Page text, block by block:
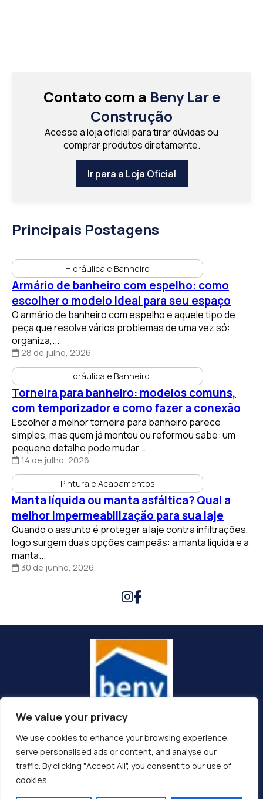
We value your privacy
We use cookies to enhance your browsing experience,
serve personalised ads or content, and analyse our
traffic. By clicking "Accept All", you consent to our use of
cookies.
Contato com a Beny Lar e
Construção
Acesse a loja oficial para tirar dúvidas ou
comprar produtos diretamente.
Ir para a Loja Oficial
Principais Postagens
Hidráulica e Banheiro
Armário de banheiro com espelho: como
escolher o modelo ideal para seu espaço
O armário de banheiro com espelho é aquele tipo de
peça que resolve vários problemas de uma vez só:
organiza,...
28 de julho, 2026
Hidráulica e Banheiro
Torneira para banheiro: modelos comuns,
com temporizador e como fazer a conexão
Escolher a melhor torneira para banheiro parece
simples, mas quem já montou ou reformou sabe: um
pequeno detalhe pode mudar...
14 de julho, 2026
Pintura e Acabamentos
Manta líquida ou manta asfáltica? Qual a
melhor impermeabilização para sua laje
Quando o assunto é proteger a laje contra infiltrações,
logo surgem duas opções campeãs: a manta líquida e a
manta...
30 de junho, 2026
vendas@beny.com.br
Av. Álvaro Maia/Boulevard , 1449 - Praça 14 de Janeiro , Manaus